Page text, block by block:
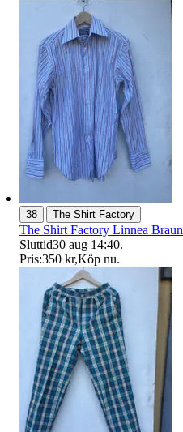
38 | The Shirt Factory
The Shirt Factory Linnea
Sluttid30 aug 14:40.
Pris:350 kr,Köp nu.